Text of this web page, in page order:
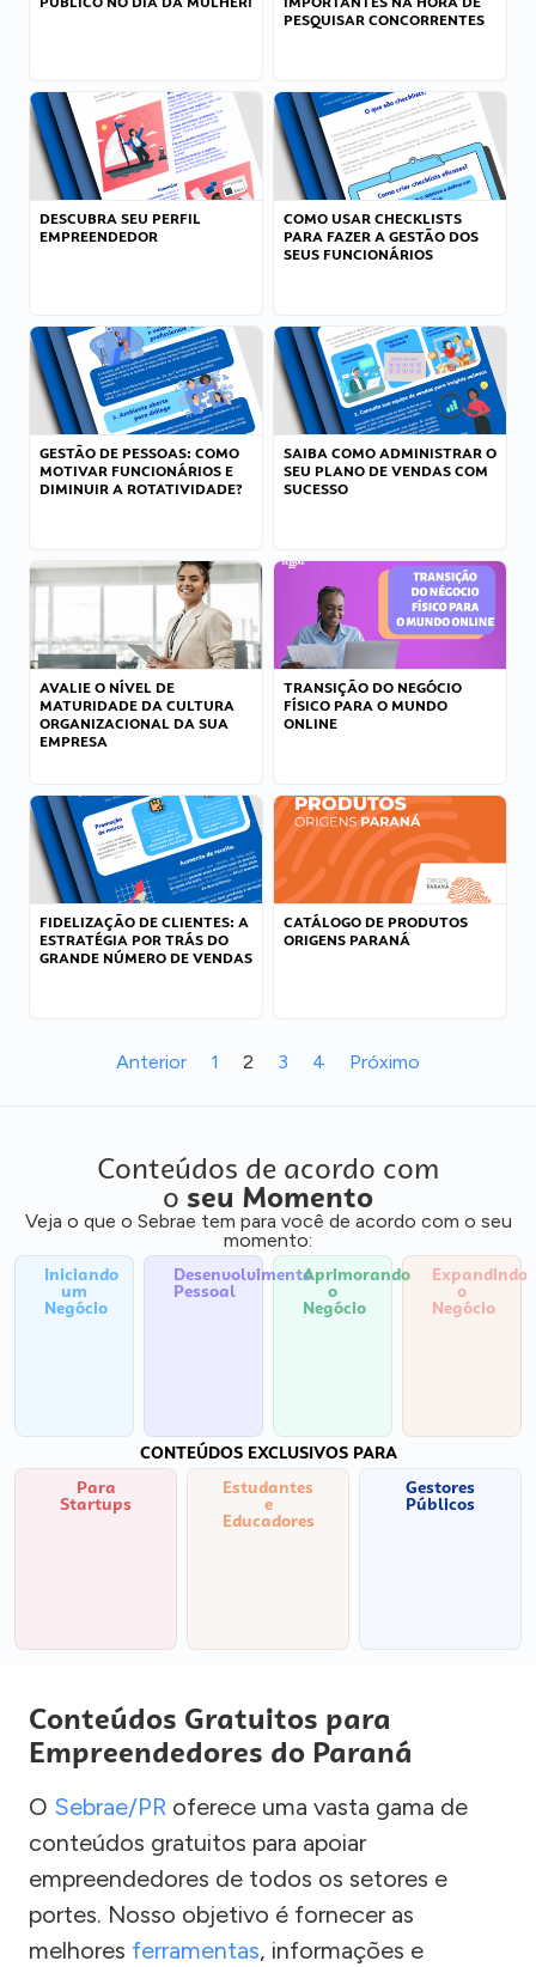
PESQUISAR CONCORRENTES
DESCUBRA SEU PERFIL
EMPREENDEDOR
COMO USAR CHECKLISTS
PARA FAZER A GESTÃO DOS
SEUS FUNCIONÁRIOS
GESTÃO DE PESSOAS: COMO
MOTIVAR FUNCIONÁRIOS E
DIMINUIR A ROTATIVIDADE?
SAIBA COMO ADMINISTRAR O
SEU PLANO DE VENDAS COM
SUCESSO
AVALIE O NÍVEL DE
MATURIDADE DA CULTURA
ORGANIZACIONAL DA SUA
EMPRESA
TRANSIÇÃO DO NEGÓCIO
FÍSICO PARA O MUNDO
ONLINE
FIDELIZAÇÃO DE CLIENTES: A
ESTRATÉGIA POR TRÁS DO
GRANDE NÚMERO DE VENDAS
CATÁLOGO DE PRODUTOS
ORIGENS PARANÁ
Anterior 1 2 3 4 Próximo
Conteúdos de acordo com
o seu Momento
Veja o que o Sebrae tem para você de acordo com o seu
momento:
Iniciando
um
Negócio
Desenvolvimento
Pessoal
Aprimorando
o
Negócio
Expandindo
o
Negócio
CONTEÚDOS EXCLUSIVOS PARA
Para
Startups
Estudantes
e
Educadores
Gestores
Públicos
Conteúdos Gratuitos para
Empreendedores do Paraná
O Sebrae/PR oferece uma vasta gama de
conteúdos gratuitos para apoiar
empreendedores de todos os setores e
portes. Nosso objetivo é fornecer as
melhores ferramentas, informações e